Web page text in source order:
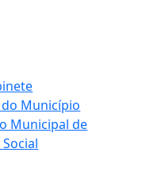
Município
Municipal de